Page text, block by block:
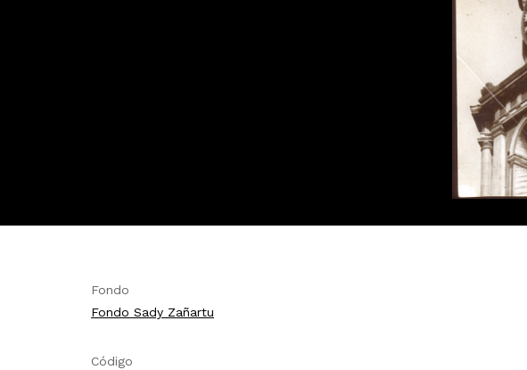
Fondo
Fondo Sady Zañartu
Código